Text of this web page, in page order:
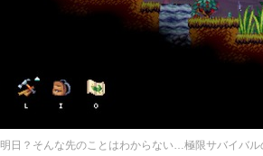
明日？そんな先のことはわからない…極限サバイバ